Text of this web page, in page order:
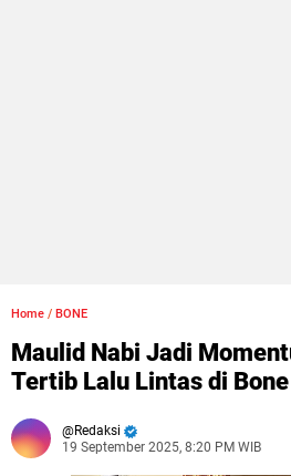
Home / BONE
Maulid Nabi Jadi
Tertib Lalu Lintas di Bone
Redaksi
19 September 2025, 8:20 PM WIB